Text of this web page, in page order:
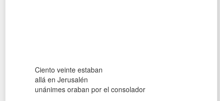
Ciento veinte estaban
allá en Jerusalén
unánimes oraban por el consolador